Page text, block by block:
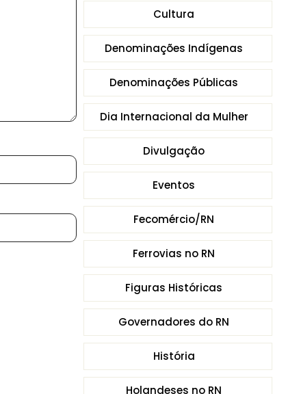
Cultura
Denominações Indígenas
Denominações Públicas
Dia Internacional da Mulher
Divulgação
Eventos
Fecomércio/RN
Ferrovias no RN
Figuras Históricas
Governadores do RN
História
Holandeses no RN